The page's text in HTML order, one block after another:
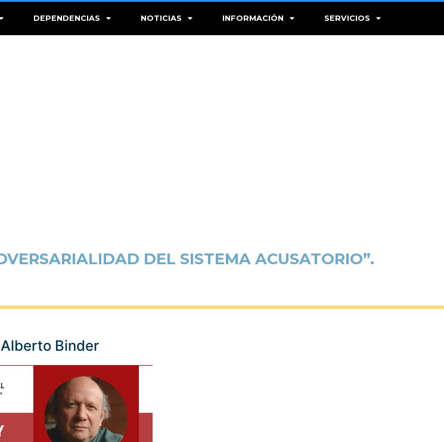
DEPENDENCIAS NOTICIAS INFORMACIÓN SERVICIOS
DEL SISTEMA ACUSATORIO”.
Binder